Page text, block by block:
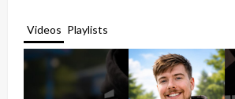
Videos Playlists